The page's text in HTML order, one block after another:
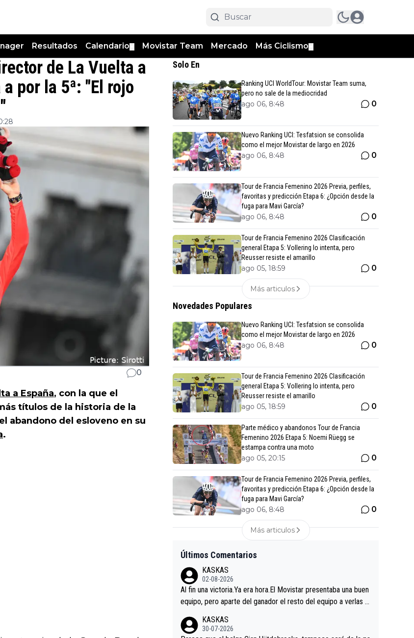
Resultados Calendario Movistar Team Mercado Más Ciclismo
de La Vuelta a
por la 5ª: "El rojo
0
a España, con la que el
títulos de la historia de la
abandono del esloveno en su
.
Solo En
Ranking UCI WorldTour: Movistar Team suma,
pero no sale de la mediocridad
ago 06, 8:48 0
Nuevo Ranking UCI: Tesfatsion se consolida
como el mejor Movistar de largo en 2026
ago 06, 8:48 0
Tour de Francia Femenino 2026 Previa, perfiles,
favoritas y predicción Etapa 6: ¿Opción desde la
fuga para Mavi García?
ago 06, 8:48 0
Tour de Francia Femenino 2026 Clasificación
general Etapa 5: Vollering lo intenta, pero
Reusser resiste el amarillo
ago 05, 18:59 0
Más articulos
Novedades Populares
Nuevo Ranking UCI: Tesfatsion se consolida
como el mejor Movistar de largo en 2026
ago 06, 8:48 0
Tour de Francia Femenino 2026 Clasificación
general Etapa 5: Vollering lo intenta, pero
Reusser resiste el amarillo
ago 05, 18:59 0
Parte médico y abandonos Tour de Francia
Femenino 2026 Etapa 5: Noemi Rüegg se
estampa contra una moto
ago 05, 20:15 0
Tour de Francia Femenino 2026 Previa, perfiles,
favoritas y predicción Etapa 6: ¿Opción desde la
fuga para Mavi García?
ago 06, 8:48 0
Más articulos
Últimos Comentarios
KASKAS
02-08-2026
Al fin una victoria.Ya era hora.El Movistar presentaba una buen
equipo, pero aparte del ganador el resto del equipo a verlas v
es.La única buena noticia es la mejoría de Enric Más en San S
KASKAS
30-07-2026